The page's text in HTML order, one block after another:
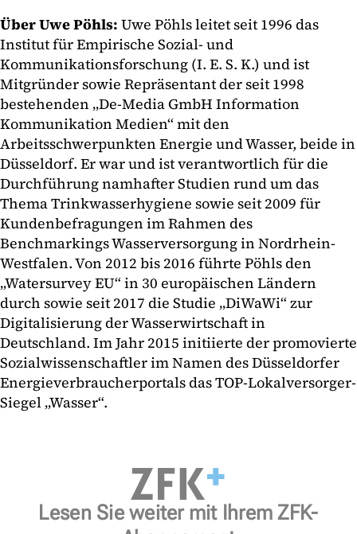
Über Uwe Pöhls: Uwe Pöhls leitet seit 1996 das
Institut für Empirische Sozial- und
Kommunikationsforschung (I. E. S. K.) und ist
Mitgründer sowie Repräsentant der seit 1998
bestehenden „De-Media GmbH Information
Kommunikation Medien“ mit den
Arbeitsschwerpunkten Energie und Wasser, beide in
Düsseldorf. Er war und ist verantwortlich für die
Durchführung namhafter Studien rund um das
Thema Trinkwasserhygiene sowie seit 2009 für
Kundenbefragungen im Rahmen des
Benchmarkings Wasserversorgung in Nordrhein-
Westfalen. Von 2012 bis 2016 führte Pöhls den
„Watersurvey EU“ in 30 europäischen Ländern
durch sowie seit 2017 die Studie „DiWaWi“ zur
Digitalisierung der Wasserwirtschaft in
Deutschland. Im Jahr 2015 initiierte der promovierte
Sozialwissenschaftler im Namen des Düsseldorfer
Energieverbraucherportals das TOP-Lokalversorger-
Siegel „Wasser“.
Lesen Sie weiter mit Ihrem ZFK-